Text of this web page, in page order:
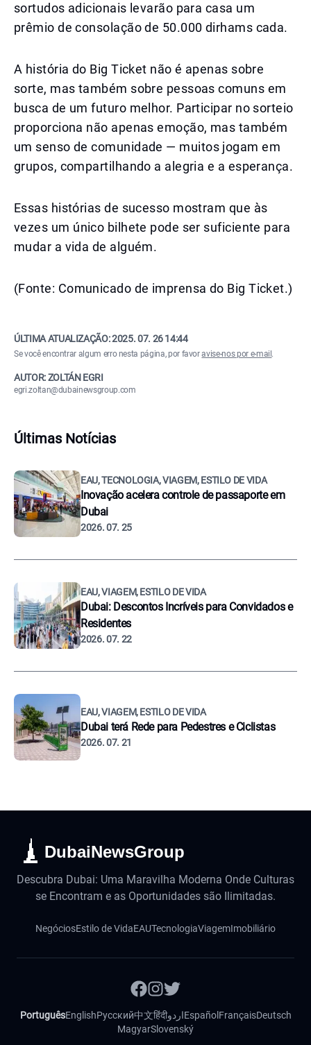
sortudos adicionais levarão para casa um
prêmio de consolação de 50.000 dirhams cada.
A história do Big Ticket não é apenas sobre
sorte, mas também sobre pessoas comuns em
busca de um futuro melhor. Participar no sorteio
proporciona não apenas emoção, mas também
um senso de comunidade — muitos jogam em
grupos, compartilhando a alegria e a esperança.
Essas histórias de sucesso mostram que às
vezes um único bilhete pode ser suficiente para
mudar a vida de alguém.
(Fonte: Comunicado de imprensa do Big Ticket.)
ÚLTIMA ATUALIZAÇÃO:2025. 07. 26 14:44
Se você encontrar algum erro nesta página, por favoravise-nos por e-mail .
AUTOR: ZOLTÁN EGRI
egri.zoltan@dubainewsgroup.com
Últimas Notícias
EAU, TECNOLOGIA, VIAGEM, ESTILO DE VIDA
Inovação acelera controle de passaporte em
Dubai
2026. 07. 25
EAU, VIAGEM, ESTILO DE VIDA
Dubai: Descontos Incríveis para Convidados e
Residentes
2026. 07. 22
EAU, VIAGEM, ESTILO DE VIDA
Dubai terá Rede para Pedestres e Ciclistas
2026. 07. 21
DubaiNewsGroup
Descubra Dubai: Uma Maravilha Moderna Onde Culturas
se Encontram e as Oportunidades são Ilimitadas.
NegóciosEstilo de VidaEAUTecnologiaViagemImobiliário
PortuguêsEnglishРусский中文हिंदीاردوEspañol FrançaisDeutsch
MagyarSlovenský